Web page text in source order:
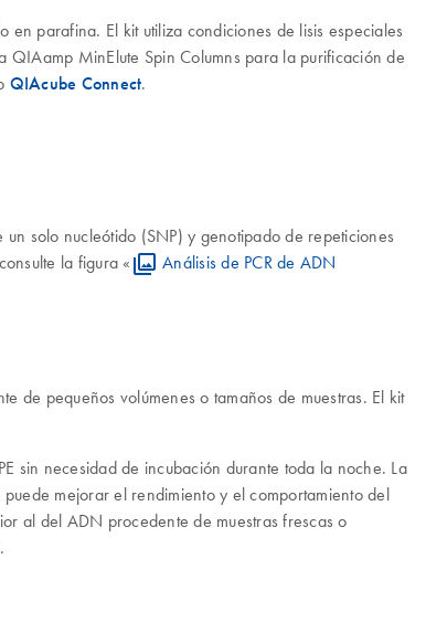
parafina. El kit utiliza condiciones de lisis especiales
QIAamp MinElute Spin Columns para la purificación de
QIAcube Connect.
solo nucleótido (SNP) y genotipado de repeticiones
la figura «
Análisis de PCR de ADN
de pequeños volúmenes o tamaños de muestras. El kit
sin necesidad de incubación durante toda la noche. La
mejorar el rendimiento y el comportamiento del
al del ADN procedente de muestras frescas o